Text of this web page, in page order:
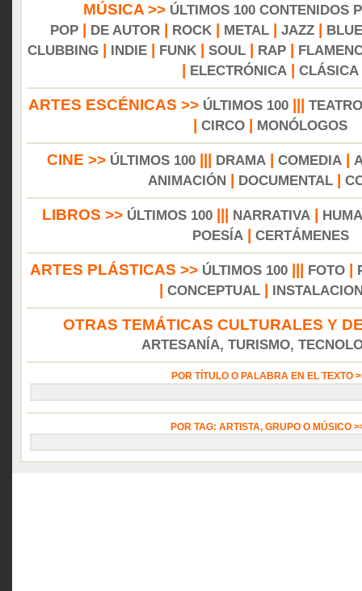
MÚSICA >> ÚLTIMOS 100 CONTENIDOS
POP
DE AUTOR ROCK METAL JAZZ
CLUBBING
INDIE FUNK SOUL RAP
ELECTRÓNICA CLÁSICA
ARTES ESCÉNICAS >> ÚLTIMOS 100||| TEATRO
CIRCO MONÓLOGOS
CINE >> ÚLTIMOS 100 DRAMA COMEDIA
ANIMACIÓN
DOCUMENTAL|
LIBROS >> ÚLTIMOS 100 NARRATIVA
POESÍA| CERTÁMENES
ARTES PLÁSTICAS >> ÚLTIMOS 100 FOTO
CONCEPTUAL
OTRAS TEMÁTICAS CULTURALES Y
ARTESANÍA, TURISMO,
POR TÍTULO O PALABRA EN EL TEXTO
POR TAG: ARTISTA, GRUPO O MÚSICO